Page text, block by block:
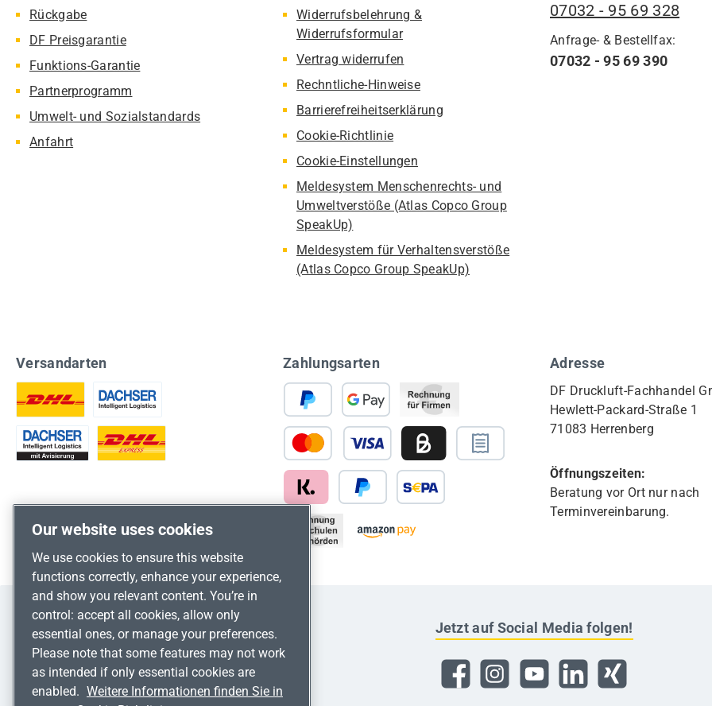
07032 - 95 69 328
Anfrage- & Bestellfax:
07032 - 95 69 390
Rückgabe
DF Preisgarantie
Funktions-Garantie
Partnerprogramm
Umwelt- und Sozialstandards
Anfahrt
Widerrufsbelehrung &
Widerrufsformular
Vertrag widerrufen
Rechntliche-Hinweise
Barrierefreiheitserklärung
Cookie-Richtlinie
Cookie-Einstellungen
Meldesystem Menschenrechts- und
Umweltverstöße (Atlas Copco Group
SpeakUp)
Meldesystem für Verhaltensverstöße
(Atlas Copco Group SpeakUp)
Versandarten Zahlungsarten Adresse
DF Druckluft-Fachhandel
Hewlett-Packard-Straße 1
71083 Herrenberg
Öffnungszeiten:
Beratung vor Ort nur nach
Terminvereinbarung.
Jetzt auf Social Media folgen!
FacebookInstagramYouTubeLinkedInXing
Our website uses cookies
We use cookies to ensure this website
functions correctly, enhance your experience,
and show you relevant content. You’re in
control: accept all cookies, allow only
essential ones, or manage your preferences.
Please note that some features may not work
as intended if only essential cookies are
enabled. Weitere Informationen finden Sie in